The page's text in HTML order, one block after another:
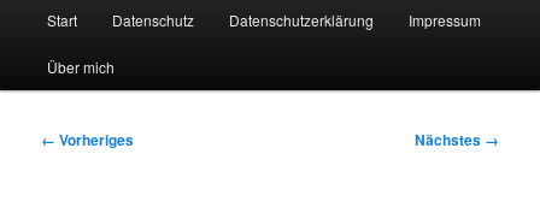
Start Datenschutz Datenschutzerklärung Impressum
Über mich
Bilder-
← Vorheriges Nächstes →